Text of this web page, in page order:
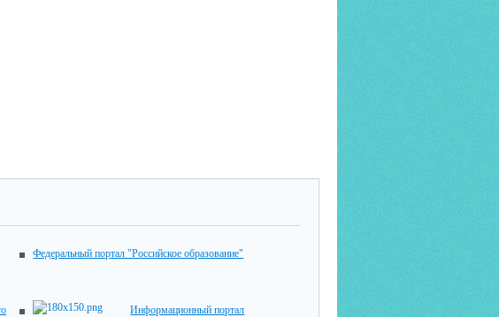
Федеральный портал "Российское образование"
Информационный портал